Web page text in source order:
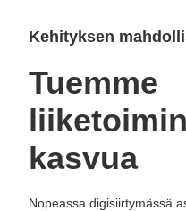
Kehityksen
Tuemme
kasvua
Nopeassa digisiirtymässä